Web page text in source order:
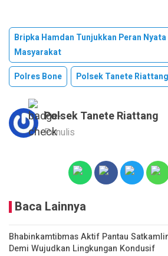
Bripka Hamdan Tunjukkan Peran
Masyarakat
Polres Bone
Polsek Tanete Riattang
Polsek Tanete Riattang
Penulis
Baca Lainnya
Bhabinkamtibmas Aktif Pantau
Demi Wujudkan Lingkungan Kondusif